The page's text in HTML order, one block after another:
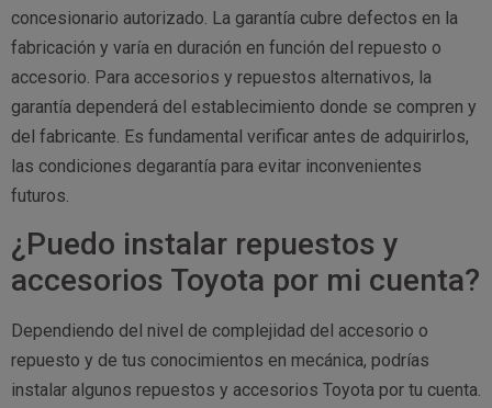
concesionario autorizado. La garantía cubre defectos en la
fabricación y varía en duración en función del repuesto o
accesorio. Para accesorios y repuestos alternativos, la
garantía dependerá del establecimiento donde se compren y
del fabricante. Es fundamental verificar antes de adquirirlos,
las condiciones degarantía para evitar inconvenientes
futuros.
¿Puedo instalar repuestos y
accesorios Toyota por mi cuenta?
Dependiendo del nivel de complejidad del accesorio o
repuesto y de tus conocimientos en mecánica, podrías
instalar algunos repuestos y accesorios Toyota por tu cuenta.